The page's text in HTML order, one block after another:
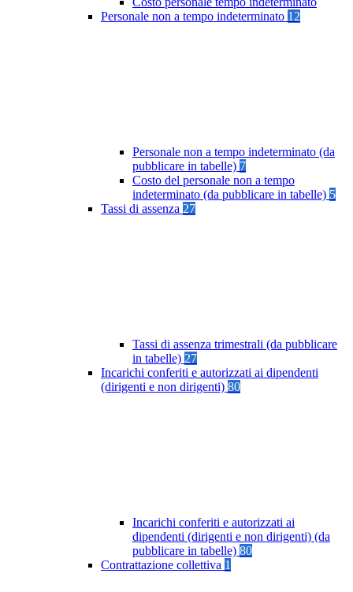
Personale non a tempo indeterminato 12
Personale non a tempo indeterminato (da
pubblicare in tabelle) 7
Costo del personale non a tempo
indeterminato (da pubblicare in tabelle) 5
Tassi di assenza 27
Tassi di assenza trimestrali (da pubblicare
in tabelle) 27
Incarichi conferiti e autorizzati ai dipendenti
(dirigenti e non dirigenti) 80
Incarichi conferiti e autorizzati ai
dipendenti (dirigenti e non dirigenti) (da
pubblicare in tabelle) 80
Contrattazione collettiva 1